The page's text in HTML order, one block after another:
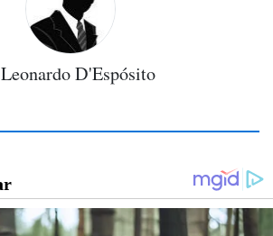
Leonardo D'Espósito